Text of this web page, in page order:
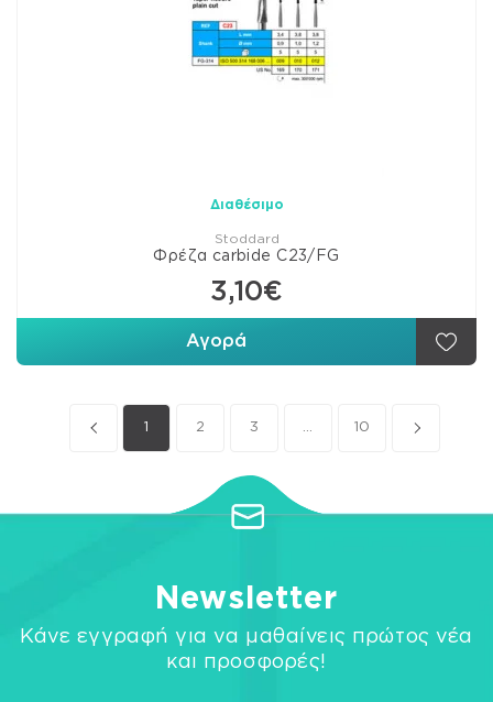
Διαθέσιμο
Stoddard
Φρέζα carbide C23/FG
3,10€
Αγορά
1 2 3 ... 10
Newsletter
Κάνε εγγραφή για να μαθαίνεις πρώτος νέα
και προσφορές!